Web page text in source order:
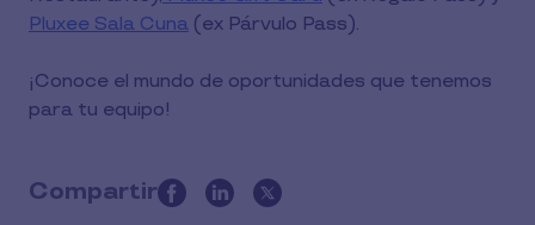
Pluxee Sala Cuna (ex Párvulo Pass).
¡Conoce el mundo de oportunidades que tenemos
para tu equipo!
Compartir
this